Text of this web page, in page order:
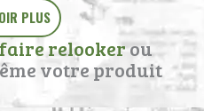
PLUS
faire relookerou
votre produit